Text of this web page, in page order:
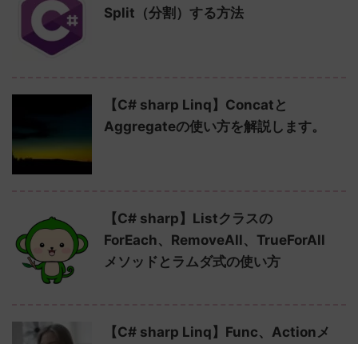
Split（分割）する方法
【C# sharp Linq】Concatと
Aggregateの使い方を解説します。
【C# sharp】Listクラスの
ForEach、RemoveAll、TrueForAll
メソッドとラムダ式の使い方
【C# sharp Linq】Func、Actionメ